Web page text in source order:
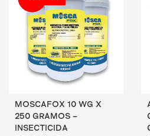
MOSCAFOX 10 WG X
250 GRAMOS –
INSECTICIDA